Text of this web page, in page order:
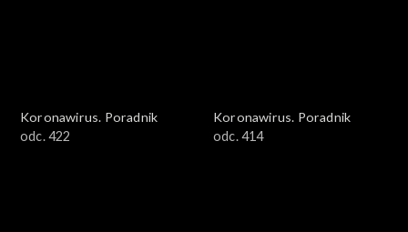
Koronawirus. Poradnik
odc. 422
Koronawirus. Poradnik
odc. 414